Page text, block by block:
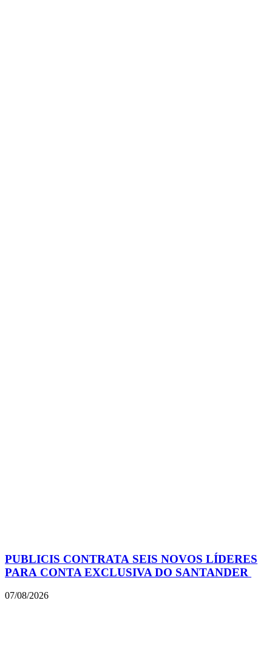
PUBLICIS CONTRATA SEIS NOVOS LÍDERES
PARA CONTA EXCLUSIVA DO SANTANDER
07/08/2026